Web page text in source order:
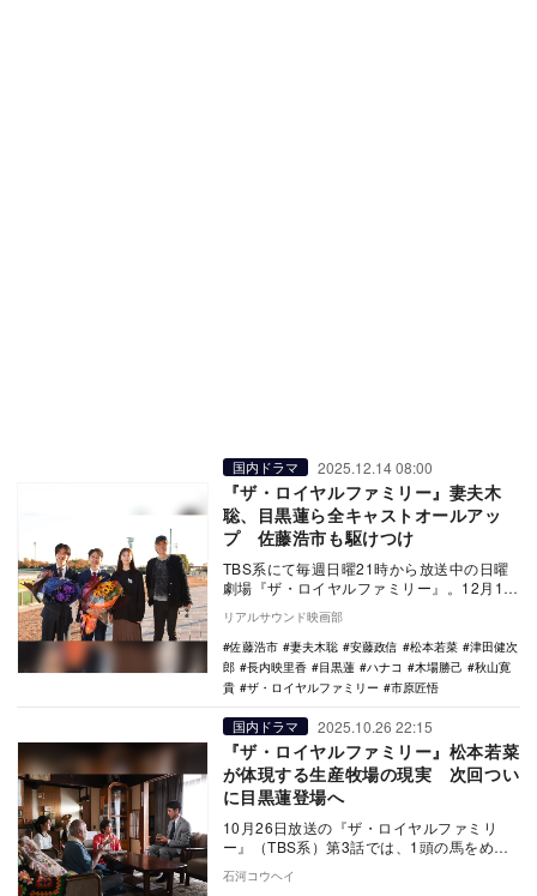
国内ドラマ 2025.12.14 08:00
『ザ・ロイヤルファミリー』妻夫木
聡、目黒蓮ら全キャストオールアッ
プ 佐藤浩市も駆けつけ
TBS系にて毎週日曜21時から放送中の日曜
劇場『ザ・ロイヤルファミリー』。12月14
日に放送される最終回に向けて、主演の妻
夫木聡…
リアルサウンド映画部
佐藤浩市
妻夫木聡 安藤政信 松本若菜
津田健次
郎
長内映里香 目黒蓮 ハナコ 木場勝己
秋山寛
貴
ザ・ロイヤルファミリー 市原匠悟
国内ドラマ 2025.10.26 22:15
『ザ・ロイヤルファミリー』松本若菜
が体現する生産牧場の現実 次回つい
に目黒蓮登場へ
10月26日放送の『ザ・ロイヤルファミリ
ー』（TBS系）第3話では、1頭の馬をめぐ
TV…
石河コウヘイ